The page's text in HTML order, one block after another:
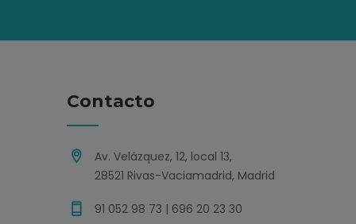
Contacto
Av. Velázquez, 12, local 13,
28521 Rivas-Vaciamadrid, Madrid
91 052 98 73 | 696 20 23 30